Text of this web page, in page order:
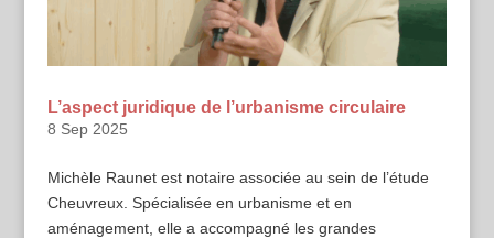
L’aspect juridique de l’urbanisme circulaire
8 Sep 2025
Michèle Raunet est notaire associée au sein de l’étude
Cheuvreux. Spécialisée en urbanisme et en
aménagement, elle a accompagné les grandes